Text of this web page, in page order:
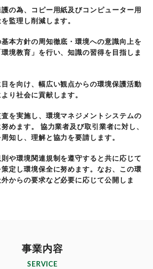
の為、コピー用紙及びコンピューター用
監理し削減します。
本方針の周知徹底・環境への意識向上を
境教育」を行い、知識の習得を目指しま
を向け、幅広い観点からの環境保護活動
り社会に貢献します。
を実施し、環境マネジメントシステムの
めます。 協力業者及び取引業者に対し、
知し、理解と協力を要請します。
や環境関連規制を遵守すると共に応じて
定し環境保全に努めます。なお、この環
からの要求など必要に応じて公開しま
事業内容
SERVICE